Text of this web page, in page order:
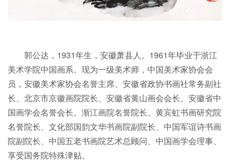
郭公达，1931年生，安徽萧县人。1961年毕业于浙江
美术学院中国画系。现为一级美术师，中国美术家协会会
员，安徽美术家协会名誉主席、安徽省政协书画社常务副社
长、北京市京徽画院院长、安徽省黄山画会会长、安徽省中
国画学会名誉会长。渐江画院名誉院长、黄宾虹书画研究院
名誉院长、文化部国韵文华书画院副院长、中国军谊诗书画
院副院长、中国五老书画院艺术总顾问、中国画学会理事、
享受国务院特殊津贴。